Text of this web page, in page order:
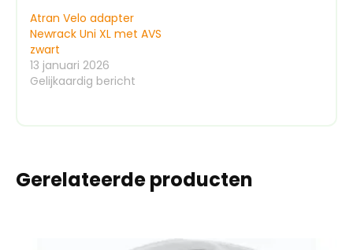
Atran Velo adapter
Newrack Uni XL met AVS
zwart
13 januari 2026
Gelijkaardig bericht
Gerelateerde producten